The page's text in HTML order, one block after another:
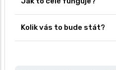
Kolik vás to bude stát?